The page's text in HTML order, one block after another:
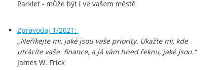
Parklet - může být i ve vašem městě
Zpravodaj 1/2021:
„Neříkejte mi, jaké jsou vaše priority. Ukažte mi, kde
utrácíte vaše finance, a já vám hned řeknu, jaké jsou.“
James W. Frick